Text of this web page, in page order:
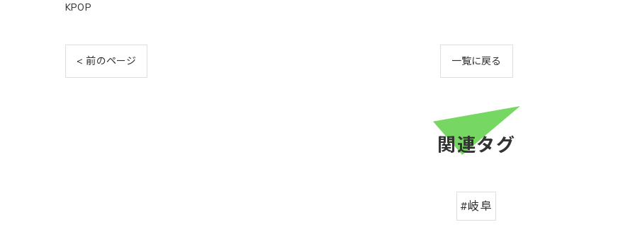
KPOP
< 前のページ 一覧に戻る
関連タグ
#岐阜